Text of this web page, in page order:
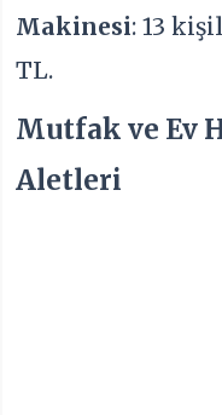
Makinesi: 13
TL.
Mutfak ve Ev
Aletleri